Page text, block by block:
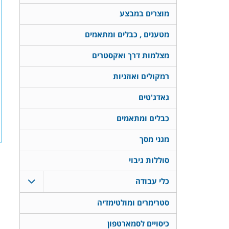
מוצרים במבצע
מטענים , כבלים ומתאמים
מצלמות דרך ואקסטרים
רמקולים ואוזניות
גאדג'טים
כבלים ומתאמים
מגני מסך
סוללות גיבוי
כלי עבודה
סטרימרים ומולטימדיה
כיסויים לסמארטפון